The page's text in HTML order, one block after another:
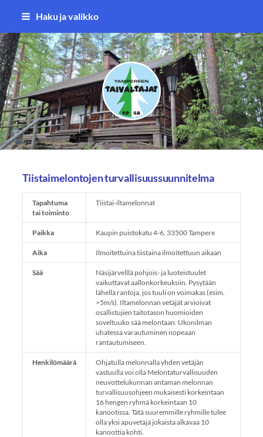
Siirry
sisältöön
Haku ja valikko
Tampereen Taivaltajat ry
Tiistaimelontojen turvallisuussuunnitelma
Tapahtuma
tai toiminto
Tiistai-iltamelonnat
Paikka Kaupin puistokatu 4-6, 33500 Tampere
Aika Ilmoitettuina tiistaina ilmoitettuun aikaan
Sää
Näsijärvelllä pohjois- ja luoteistuulet
vaikuttavat aallonkorkeuksiin. Pysytään
lähellä rantoja, jos tuuli on voimakas (esim.
>5m/s). Iltamelonnan vetäjät arvioivat
osallistujien taitotason huomioiden
soveltuuko sää melontaan. Ukonilman
uhatessa varautuminen nopeaan
rantautumiseen.
Henkilömäärä
Ohjatulla melonnalla yhden vetäjän
vastuulla voi olla Melontaturvallisuuden
neuvottelukunnan antaman melonnan
turvallisuusohjeen mukaisesti korkeintaan
16 hengen ryhmä korkeintaan 10
kanootissa. Tätä suuremmille ryhmille tulee
olla yksi apuvetäjä jokaista alkavaa 10
kanoottia kohti.